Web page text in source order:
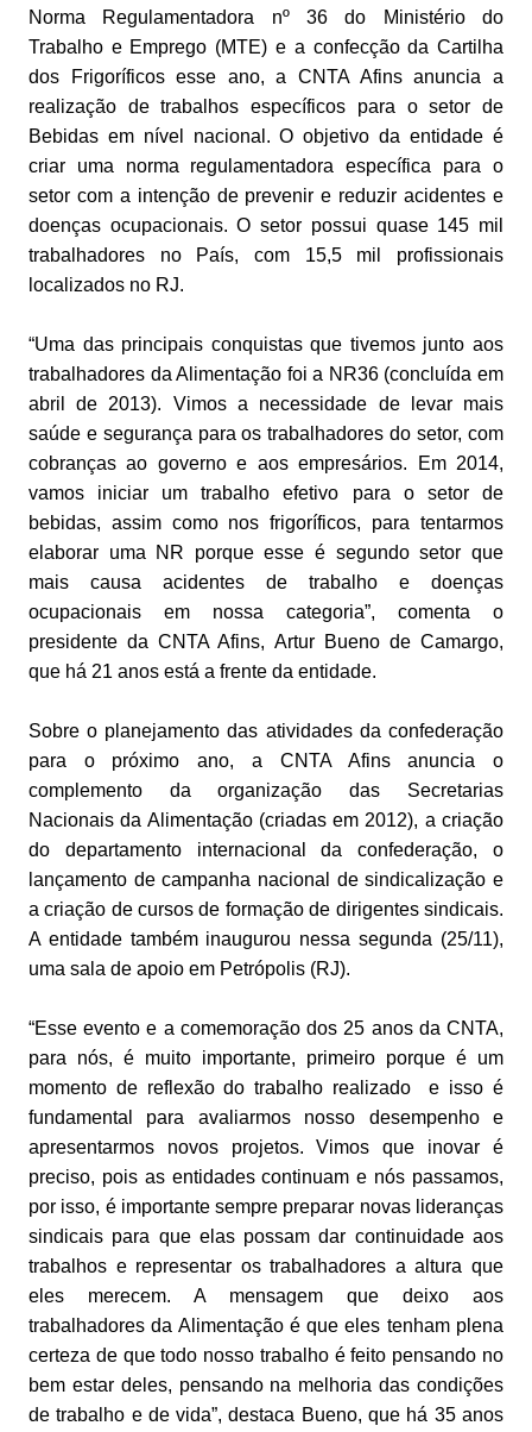
Norma Regulamentadora nº 36 do Ministério do
Trabalho e Emprego (MTE) e a confecção da Cartilha
dos Frigoríficos esse ano, a CNTA Afins anuncia a
realização de trabalhos específicos para o setor de
Bebidas em nível nacional. O objetivo da entidade é
criar uma norma regulamentadora específica para o
setor com a intenção de prevenir e reduzir acidentes e
doenças ocupacionais. O setor possui quase 145 mil
trabalhadores no País, com 15,5 mil profissionais
localizados no RJ.
“Uma das principais conquistas que tivemos junto aos
trabalhadores da Alimentação foi a NR36 (concluída em
abril de 2013). Vimos a necessidade de levar mais
saúde e segurança para os trabalhadores do setor, com
cobranças ao governo e aos empresários. Em 2014,
vamos iniciar um trabalho efetivo para o setor de
bebidas, assim como nos frigoríficos, para tentarmos
elaborar uma NR porque esse é segundo setor que
mais causa acidentes de trabalho e doenças
ocupacionais em nossa categoria”, comenta o
presidente da CNTA Afins, Artur Bueno de Camargo,
que há 21 anos está a frente da entidade.
Sobre o planejamento das atividades da confederação
para o próximo ano, a CNTA Afins anuncia o
complemento da organização das Secretarias
Nacionais da Alimentação (criadas em 2012), a criação
do departamento internacional da confederação, o
lançamento de campanha nacional de sindicalização e
a criação de cursos de formação de dirigentes sindicais.
A entidade também inaugurou nessa segunda (25/11),
uma sala de apoio em Petrópolis (RJ).
“Esse evento e a comemoração dos 25 anos da CNTA,
para nós, é muito importante, primeiro porque é um
momento de reflexão do trabalho realizado e isso é
fundamental para avaliarmos nosso desempenho e
apresentarmos novos projetos. Vimos que inovar é
preciso, pois as entidades continuam e nós passamos,
por isso, é importante sempre preparar novas lideranças
sindicais para que elas possam dar continuidade aos
trabalhos e representar os trabalhadores a altura que
eles merecem. A mensagem que deixo aos
trabalhadores da Alimentação é que eles tenham plena
certeza de que todo nosso trabalho é feito pensando no
bem estar deles, pensando na melhoria das condições
de trabalho e de vida”, destaca Bueno, que há 35 anos